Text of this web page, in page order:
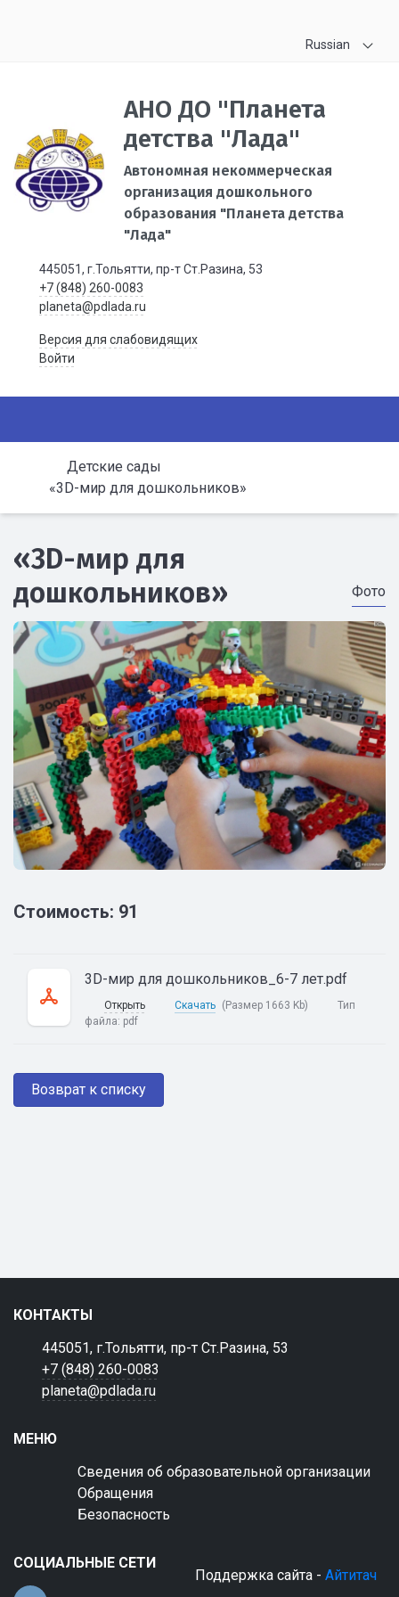
Russian
АНО ДО "Планета
детства "Лада"
Автономная некоммерческая
организация дошкольного
образования "Планета детства
"Лада"
445051, г.Тольятти, пр-т Ст.Разина, 53
+7 (848) 260-0083
planeta@pdlada.ru
Версия для слабовидящих
Войти
Детские сады
«3D-мир для дошкольников»
«3D-мир для
дошкольников»
Фото
Стоимость: 91
3D-мир для дошкольников_6-7 лет.pdf
Открыть Скачать (Размер 1663 Kb)
Тип
файла: pdf
Возврат к списку
КОНТАКТЫ
445051, г.Тольятти, пр-т Ст.Разина, 53
+7 (848) 260-0083
planeta@pdlada.ru
МЕНЮ
Сведения об образовательной организации
Обращения
Безопасность
СОЦИАЛЬНЫЕ СЕТИ
Поддержка сайта - Айтитач